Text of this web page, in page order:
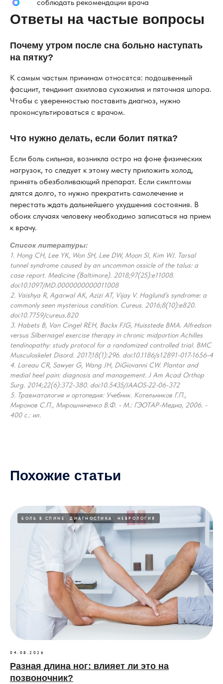
соблюдать рекомендации врача
Ответы на частые вопросы
Почему утром после сна больно наступать
на пятку?
К самым частым причинам относятся: подошвенный
фасциит, тендинит ахиллова сухожилия и пяточная шпора.
Чтобы с уверенностью поставить диагноз, нужно
проконсультироваться с врачом.
Что нужно делать, если болит пятка?
Если боль сильная, возникла остро на фоне физических
нагрузок, то следует к этому месту приложить холод,
принять обезболивающий препарат. Если симптомы
длятся долго, то нужно прекратить самолечение и
перестать ждать дальнейшего ухудшения состояния. В
обоих случаях человеку необходимо записаться на прием
к врачу.
Список литературы:
1. Hong CH, Lee YK, Won SH, Lee DW, Moon SI, Kim WJ. Tarsal
tunnel syndrome caused by an uncommon ossicle of the talus: a
case report. Medicine (Baltimore). 2018;97(25):e11008.
doi:10.1097/MD.0000000000011008
2. Vaishya R, Agarwal AK, Azizi AT, Vijay V. Haglund’s syndrome: a
commonly seen mysterious condition. Cureus. 2016;8(10):e820.
doi:10.7759/cureus.820
3. Habets B, Van Cingel REH, Backx FJG, Huisstede BMA. Alfredson
versus Silbernagel exercise therapy in chronic midportion Achilles
tendinopathy: study protocol for a randomized controlled trial. BMC
Musculoskelet Disord. 2017;18(1):296. doi:10.1186/s12891-017-1656-4
4. Lareau CR, Sawyer G, Wang JH, DiGiovanni CW. Plantar and
medial heel pain: diagnosis and management. J Am Acad Orthop
Surg. 2014;22(6):372-380. doi:10.5435/JAAOS-22-06-372
5. Травматология и ортопедия: Учебник. Котельников Г.П.,
Миронов С.П., Мирошниченко В.Ф. - М.: ГЭОТАР-Медиа, 2006. -
400 с.: ил.
Похожие статьи
БОЛЬ В СПИНЕ ДИАГНОСТИКА НЕВРОЛОГИЯ
04.08.2026
Разная длина ног: влияет ли это на
позвоночник?